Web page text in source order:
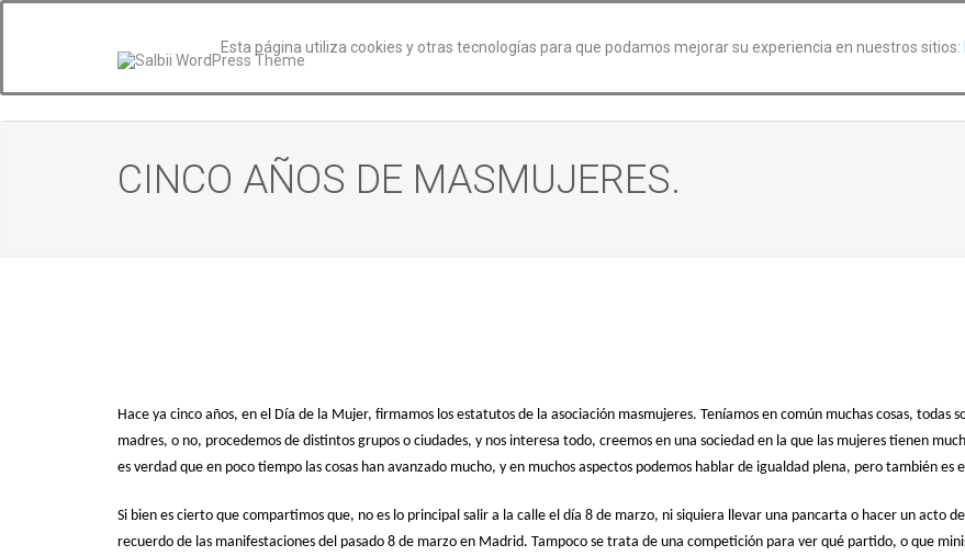
CINCO AÑOS DE MASMUJERES.
Hace ya cinco años, en el Día de la Mujer, firmamos los estatutos de la asociación masmujeres. Teníamos en común muchas cosas, todas
madres, o no, procedemos de distintos grupos o ciudades, y nos interesa todo, creemos en una sociedad en la que las mujeres tienen
es verdad que en poco tiempo las cosas han avanzado mucho, y en muchos aspectos podemos hablar de igualdad plena, pero también es
Si bien es cierto que compartimos que, no es lo principal salir a la calle el día 8 de marzo, ni siquiera llevar una pancarta o hacer un acto
recuerdo de las manifestaciones del pasado 8 de marzo en Madrid. Tampoco se trata de una competición para ver qué partido, o que
Esta página utiliza cookies y otras tecnologías para que podamos mejorar su experiencia en nuestros sitios: